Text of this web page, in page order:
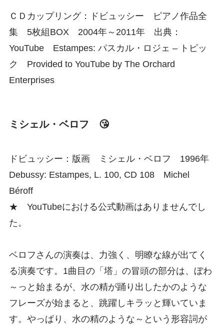
ＣＤカップリング：ドビュッシー ピアノ作品全
集 5枚組BOX 2004年～2011年 出典：
YouTube Estampes: パスカル・ロジェ – トピッ
ク Provided to YouTube by The Orchard
Enterprises
ミシェル・ベロフ 😘
ドビュッシー：版画 ミシェル・ベロフ 1996年
Debussy: Estampes, L. 100, CD 108 Michel
Béroff
★ YouTubeにおける公式動画はありませんでし
た。
ベロフさんの演奏は、力強く、明瞭な線が出てく
る演奏です。1曲目の「塔」の冒頭の部分は、ぼわ
～っと始まるが、水の精が踊り出したかのような
フレーズが始まると、跳躍しキラッと輝いていま
す。やっぱり、水の精のような～という形容詞が